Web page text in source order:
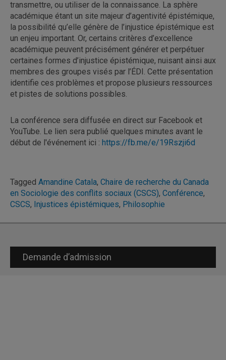
transmettre, ou utiliser de la connaissance. La sphère
académique étant un site majeur d’agentivité épistémique,
la possibilité qu’elle génère de l’injustice épistémique est
un enjeu important. Or, certains critères d’excellence
académique peuvent précisément générer et perpétuer
certaines formes d’injustice épistémique, nuisant ainsi aux
membres des groupes visés par l’ÉDI. Cette présentation
identifie ces problèmes et propose plusieurs ressources
et pistes de solutions possibles.
La conférence sera diffusée en direct sur Facebook et
YouTube. Le lien sera publié quelques minutes avant le
début de l'événement ici : https://fb.me/e/19Rszji6d
Tagged Amandine Catala, Chaire de recherche du Canada
en Sociologie des conflits sociaux (CSCS), Conférence,
CSCS, Injustices épistémiques, Philosophie
Demande d’admission